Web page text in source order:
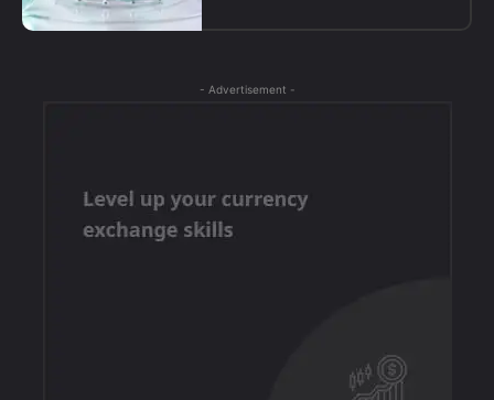
- Advertisement -